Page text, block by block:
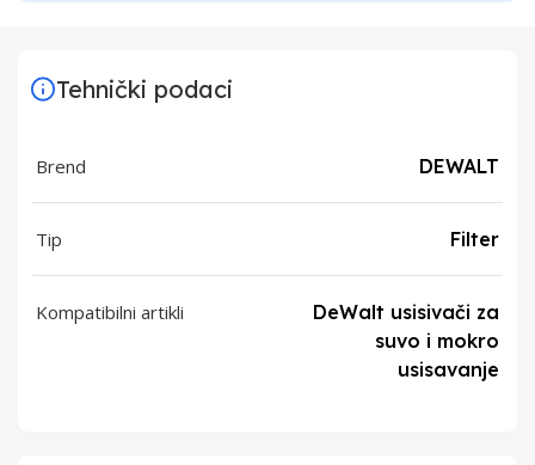
Tehnički podaci
Brend DEWALT
Tip Filter
Kompatibilni artikli
DeWalt usisivači za
suvo i mokro
usisavanje